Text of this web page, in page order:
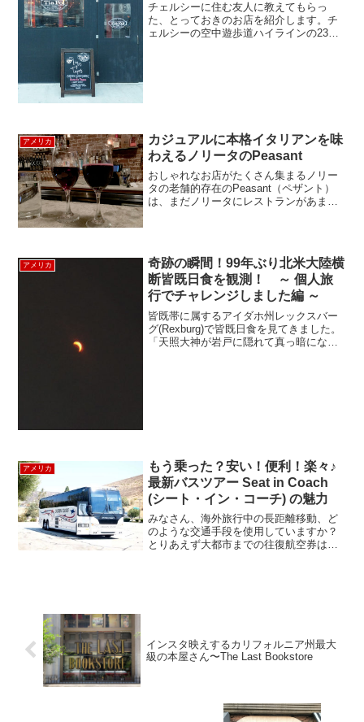
チェルシーに住む友人に教えてもらっ
た、とっておきのお店を紹介します。チ
ェルシーの空中遊歩道ハイラインの23丁
アメリカ
カジュアルに本格イタリアンを味
わえるノリータのPeasant
おしゃれなお店がたくさん集まるノリー
タの老舗的存在のPeasant（ペザント）
は、まだノリータにレストランがあまり
お店で、ニュー...
アメリカ
奇跡の瞬間！99年ぶり北米大陸横
断皆既日食を観測！ ～ 個人旅
行でチャレンジしました編 ～
皆既帯に属するアイダホ州レックスバー
グ(Rexburg)で皆既日食を見てきました。
「天照大神が岩戸に隠れて真っ暗になっ
アメリカ
もう乗った？安い！便利！楽々♪
最新バスツアー Seat in Coach
(シート・イン・コーチ) の魅力
みなさん、海外旅行中の長距離移動、ど
のような交通手段を使用していますか？
とりあえず大都市までの往復航空券は購
インスタ映えするカリフォルニア州最大
級の本屋さん〜The Last Bookstore